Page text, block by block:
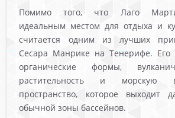
Помимо того, что Лаго
идеальным местом для отдыха и
считается одним из лучших
Сесара Манрике на Тенерифе. Его
органические формы,
растительность и морскую
пространство, которое выходит
обычной зоны бассейнов.